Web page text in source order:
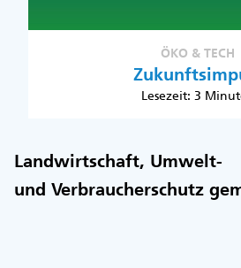
ÖKO & TECH
Lesezeit: 3
Landwirtschaft, Umwelt-
und Verbraucherschutz